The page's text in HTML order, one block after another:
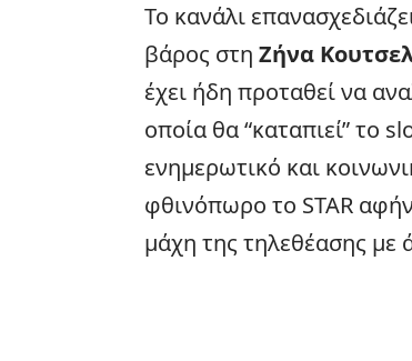
Το κανάλι
βάρος στη Ζήνα
έχει ήδη προταθεί να
οποία θα “καταπιεί” το
ενημερωτικό και
φθινόπωρο το STAR
μάχη της τηλεθέασης με